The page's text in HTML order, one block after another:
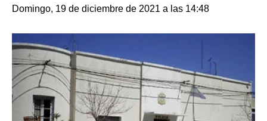
Domingo, 19 de diciembre de 2021 a las 14:48